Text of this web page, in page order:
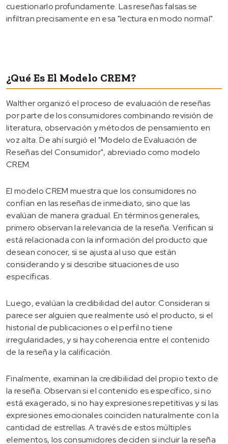
cuestionarlo profundamente. Las reseñas falsas se
infiltran precisamente en esa "lectura en modo normal".
¿Qué Es El Modelo CREM?
Walther organizó el proceso de evaluación de reseñas
por parte de los consumidores combinando revisión de
literatura, observación y métodos de pensamiento en
voz alta. De ahí surgió el "Modelo de Evaluación de
Reseñas del Consumidor", abreviado como modelo
CREM.
El modelo CREM muestra que los consumidores no
confían en las reseñas de inmediato, sino que las
evalúan de manera gradual. En términos generales,
primero observan la relevancia de la reseña. Verifican si
está relacionada con la información del producto que
desean conocer, si se ajusta al uso que están
considerando y si describe situaciones de uso
específicas.
Luego, evalúan la credibilidad del autor. Consideran si
parece ser alguien que realmente usó el producto, si el
historial de publicaciones o el perfil no tiene
irregularidades, y si hay coherencia entre el contenido
de la reseña y la calificación.
Finalmente, examinan la credibilidad del propio texto de
la reseña. Observan si el contenido es específico, si no
está exagerado, si no hay expresiones repetitivas y si las
expresiones emocionales coinciden naturalmente con la
cantidad de estrellas. A través de estos múltiples
elementos, los consumidores deciden si incluir la reseña